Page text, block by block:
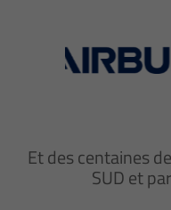
Et des centaines
SUD et